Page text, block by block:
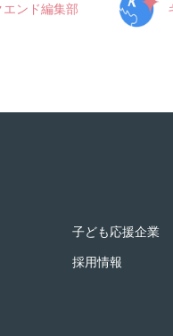
ンド編集部
子ども応援企業
採用情報